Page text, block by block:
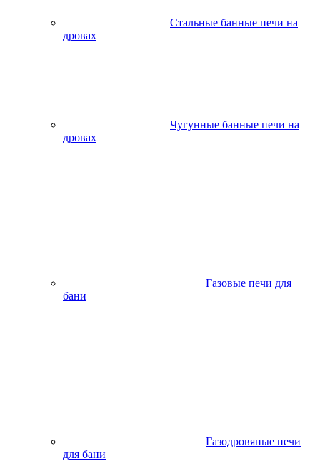
Стальные банные печи на
дровах
Чугунные банные печи на
дровах
Газовые печи для
бани
Газодровяные печи
для бани